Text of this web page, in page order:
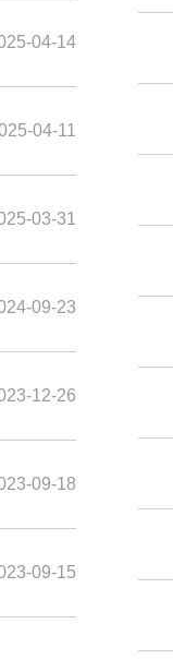
04-14
04-11
03-31
09-23
12-26
09-18
09-15